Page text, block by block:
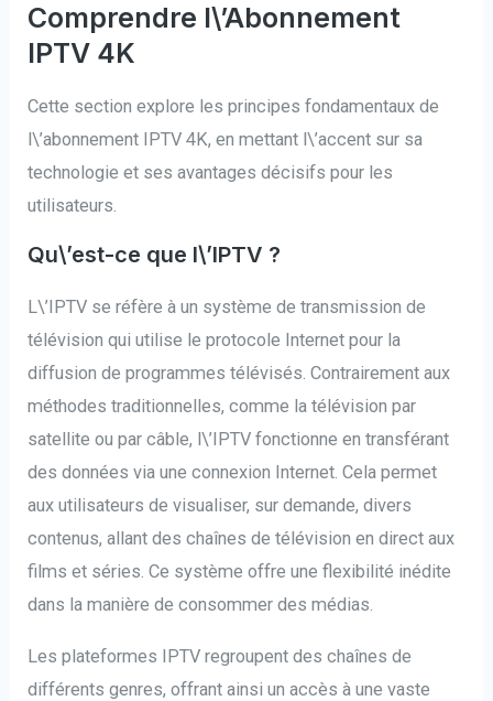
Comprendre l\’Abonnement
IPTV 4K
Cette section explore les principes fondamentaux de
l\’abonnement IPTV 4K, en mettant l\’accent sur sa
technologie et ses avantages décisifs pour les
utilisateurs.
Qu\’est-ce que l\’IPTV ?
L\’IPTV se réfère à un système de transmission de
télévision qui utilise le protocole Internet pour la
diffusion de programmes télévisés. Contrairement aux
méthodes traditionnelles, comme la télévision par
satellite ou par câble, l\’IPTV fonctionne en transférant
des données via une connexion Internet. Cela permet
aux utilisateurs de visualiser, sur demande, divers
contenus, allant des chaînes de télévision en direct aux
films et séries. Ce système offre une flexibilité inédite
dans la manière de consommer des médias.
Les plateformes IPTV regroupent des chaînes de
différents genres, offrant ainsi un accès à une vaste